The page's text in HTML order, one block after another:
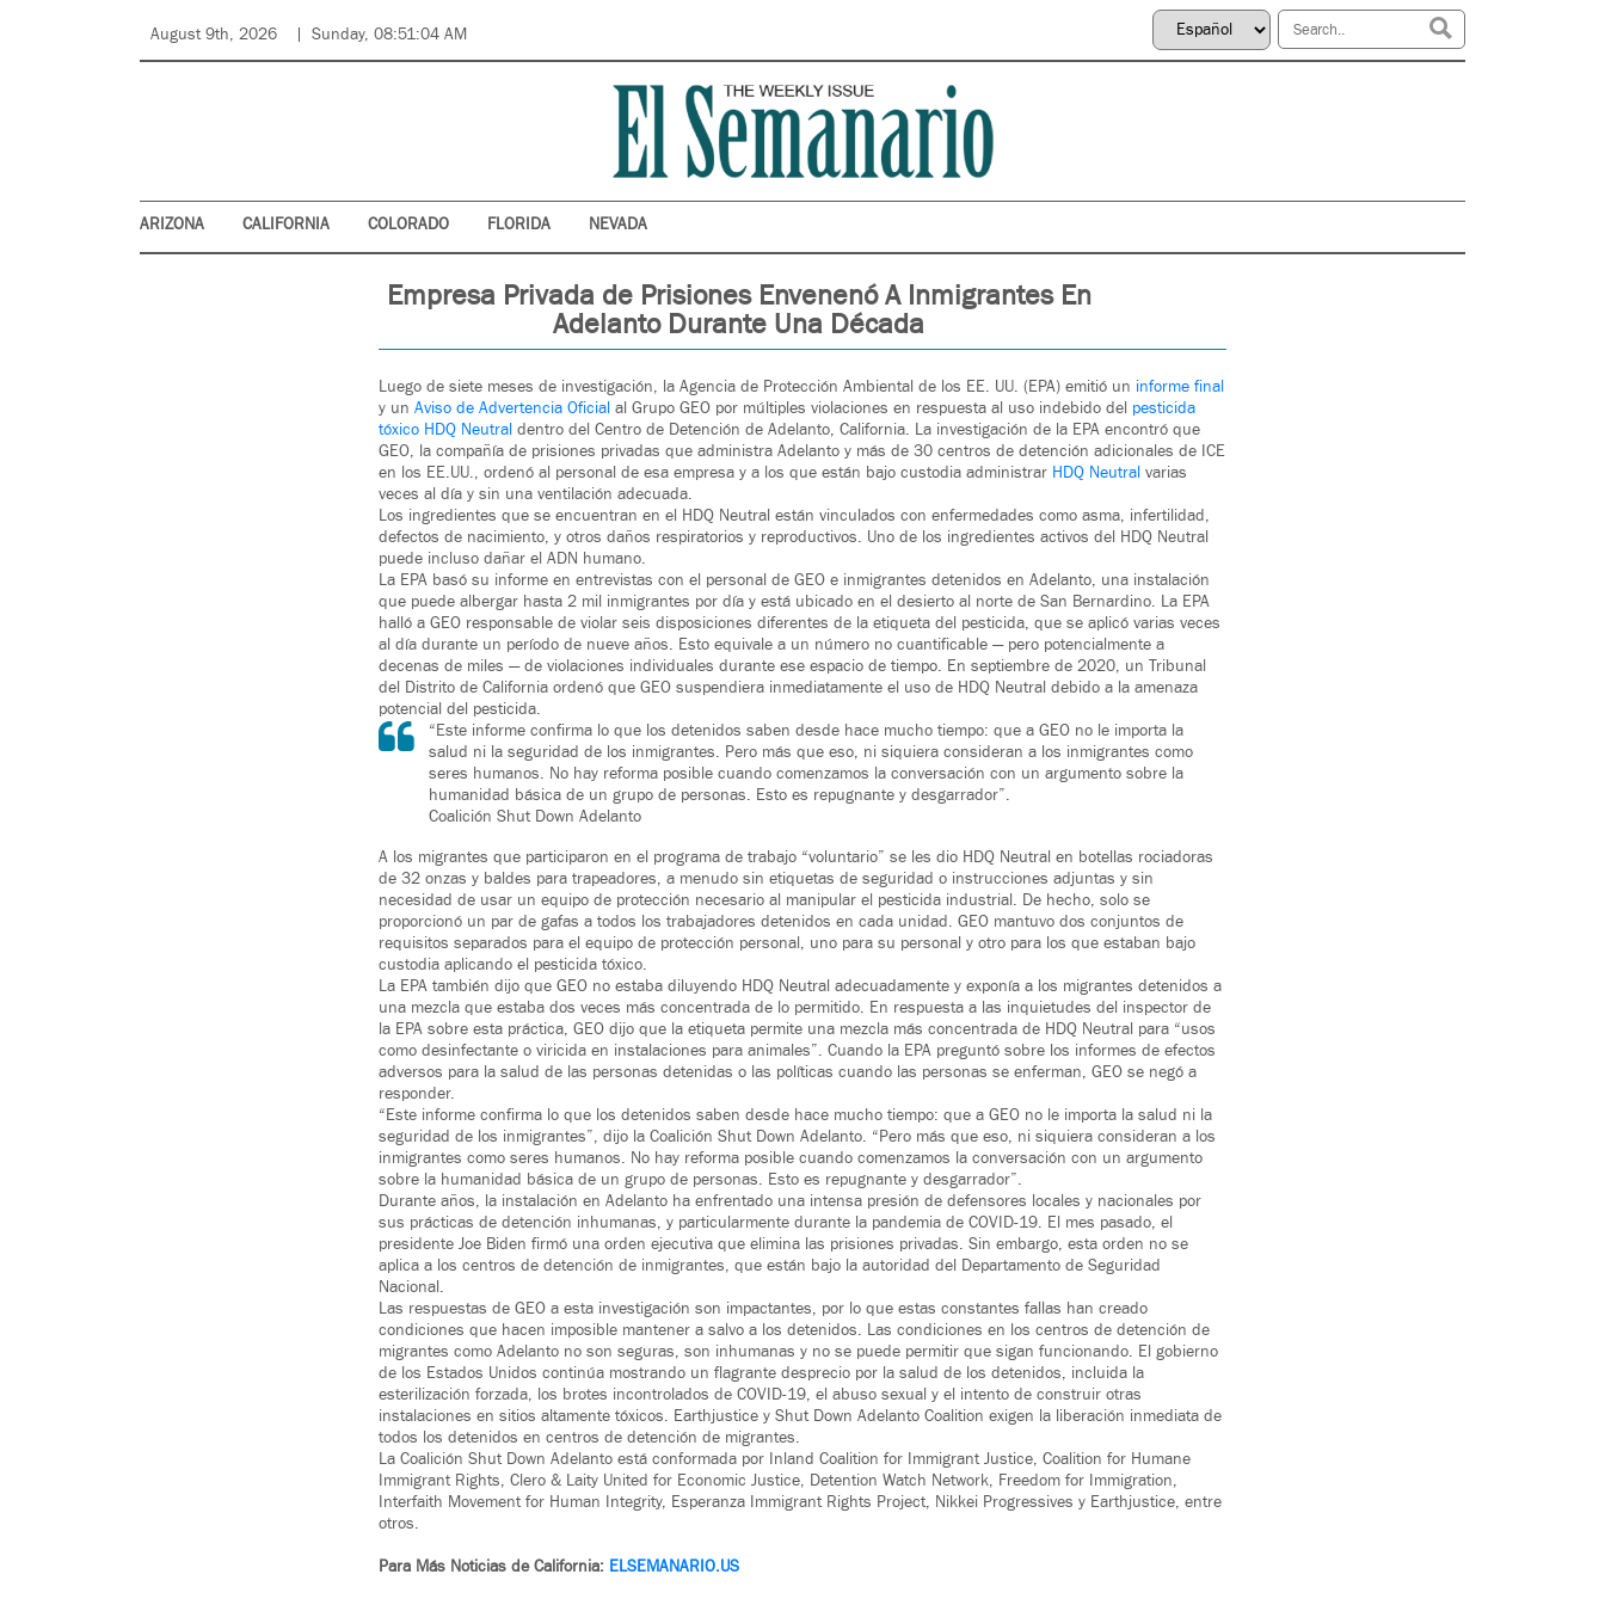
August 9th, 2026 Sunday, 08:51:04 AM
ARIZONA CALIFORNIA COLORADO FLORIDA NEVADA
Empresa Privada de Prisiones Envenenó A Inmigrantes En
Adelanto Durante Una Década
Luego de siete meses de investigación, la Agencia de Protección Ambiental de los EE. UU. (EPA) emitió un informe final
y un Aviso de Advertencia Oficial al Grupo GEO por múltiples violaciones en respuesta al uso indebido del pesticida
tóxico HDQ Neutral dentro del Centro de Detención de Adelanto, California. La investigación de la EPA encontró que
GEO, la compañía de prisiones privadas que administra Adelanto y más de 30 centros de detención adicionales de ICE
en los EE.UU., ordenó al personal de esa empresa y a los que están bajo custodia administrar HDQ Neutral varias
veces al día y sin una ventilación adecuada.
Los ingredientes que se encuentran en el HDQ Neutral están vinculados con enfermedades como asma, infertilidad,
defectos de nacimiento, y otros daños respiratorios y reproductivos. Uno de los ingredientes activos del HDQ Neutral
puede incluso dañar el ADN humano.
La EPA basó su informe en entrevistas con el personal de GEO e inmigrantes detenidos en Adelanto, una instalación
que puede albergar hasta 2 mil inmigrantes por día y está ubicado en el desierto al norte de San Bernardino. La EPA
halló a GEO responsable de violar seis disposiciones diferentes de la etiqueta del pesticida, que se aplicó varias veces
al día durante un período de nueve años. Esto equivale a un número no cuantificable — pero potencialmente a
decenas de miles — de violaciones individuales durante ese espacio de tiempo. En septiembre de 2020, un Tribunal
del Distrito de California ordenó que GEO suspendiera inmediatamente el uso de HDQ Neutral debido a la amenaza
potencial del pesticida.
“Este informe confirma lo que los detenidos saben desde hace mucho tiempo: que a GEO no le importa la
salud ni la seguridad de los inmigrantes. Pero más que eso, ni siquiera consideran a los inmigrantes como
seres humanos. No hay reforma posible cuando comenzamos la conversación con un argumento sobre la
humanidad básica de un grupo de personas. Esto es repugnante y desgarrador”.
Coalición Shut Down Adelanto
A los migrantes que participaron en el programa de trabajo “voluntario” se les dio HDQ Neutral en botellas rociadoras
de 32 onzas y baldes para trapeadores, a menudo sin etiquetas de seguridad o instrucciones adjuntas y sin
necesidad de usar un equipo de protección necesario al manipular el pesticida industrial. De hecho, solo se
proporcionó un par de gafas a todos los trabajadores detenidos en cada unidad. GEO mantuvo dos conjuntos de
requisitos separados para el equipo de protección personal, uno para su personal y otro para los que estaban bajo
custodia aplicando el pesticida tóxico.
La EPA también dijo que GEO no estaba diluyendo HDQ Neutral adecuadamente y exponía a los migrantes detenidos a
una mezcla que estaba dos veces más concentrada de lo permitido. En respuesta a las inquietudes del inspector de
la EPA sobre esta práctica, GEO dijo que la etiqueta permite una mezcla más concentrada de HDQ Neutral para “usos
como desinfectante o viricida en instalaciones para animales”. Cuando la EPA preguntó sobre los informes de efectos
adversos para la salud de las personas detenidas o las políticas cuando las personas se enferman, GEO se negó a
responder.
“Este informe confirma lo que los detenidos saben desde hace mucho tiempo: que a GEO no le importa la salud ni la
seguridad de los inmigrantes”, dijo la Coalición Shut Down Adelanto. “Pero más que eso, ni siquiera consideran a los
inmigrantes como seres humanos. No hay reforma posible cuando comenzamos la conversación con un argumento
sobre la humanidad básica de un grupo de personas. Esto es repugnante y desgarrador”.
Durante años, la instalación en Adelanto ha enfrentado una intensa presión de defensores locales y nacionales por
sus prácticas de detención inhumanas, y particularmente durante la pandemia de COVID-19. El mes pasado, el
presidente Joe Biden firmó una orden ejecutiva que elimina las prisiones privadas. Sin embargo, esta orden no se
aplica a los centros de detención de inmigrantes, que están bajo la autoridad del Departamento de Seguridad
Nacional.
Las respuestas de GEO a esta investigación son impactantes, por lo que estas constantes fallas han creado
condiciones que hacen imposible mantener a salvo a los detenidos. Las condiciones en los centros de detención de
migrantes como Adelanto no son seguras, son inhumanas y no se puede permitir que sigan funcionando. El gobierno
de los Estados Unidos continúa mostrando un flagrante desprecio por la salud de los detenidos, incluida la
esterilización forzada, los brotes incontrolados de COVID-19, el abuso sexual y el intento de construir otras
instalaciones en sitios altamente tóxicos. Earthjustice y Shut Down Adelanto Coalition exigen la liberación inmediata de
todos los detenidos en centros de detención de migrantes.
La Coalición Shut Down Adelanto está conformada por Inland Coalition for Immigrant Justice, Coalition for Humane
Immigrant Rights, Clero & Laity United for Economic Justice, Detention Watch Network, Freedom for Immigration,
Interfaith Movement for Human Integrity, Esperanza Immigrant Rights Project, Nikkei Progressives y Earthjustice, entre
otros.
Para Más Noticias de California: ELSEMANARIO.US